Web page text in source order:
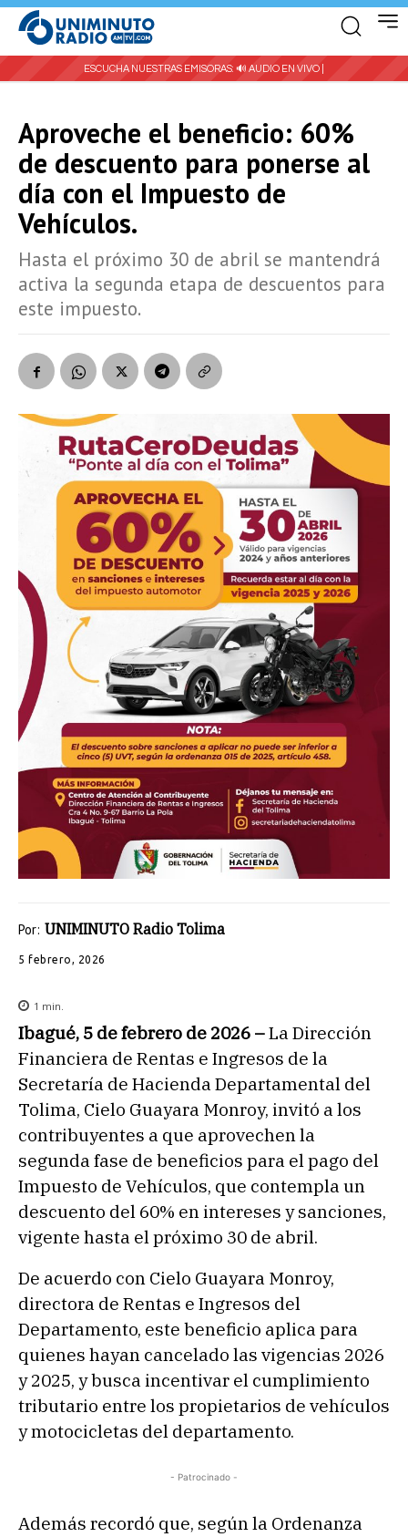
ESCUCHA NUESTRAS EMISORAS: 🔊 AUDIO EN VIVO |
Aproveche el beneficio: 60%
de descuento para ponerse al
día con el Impuesto de
Vehículos.
Hasta el próximo 30 de abril se mantendrá
activa la segunda etapa de descuentos para
este impuesto.
Por: UNIMINUTO Radio Tolima
5 febrero, 2026
1 min.
Ibagué, 5 de febrero de 2026 –La Dirección
Financiera de Rentas e Ingresos de la
Secretaría de Hacienda Departamental del
Tolima, Cielo Guayara Monroy, invitó a los
contribuyentes a que aprovechen la
segunda fase de beneficios para el pago del
Impuesto de Vehículos, que contempla un
descuento del 60% en intereses y sanciones,
vigente hasta el próximo 30 de abril.
De acuerdo con Cielo Guayara Monroy,
directora de Rentas e Ingresos del
Departamento, este beneficio aplica para
quienes hayan cancelado las vigencias 2026
y 2025, y busca incentivar el cumplimiento
tributario entre los propietarios de vehículos
y motocicletas del departamento.
- Patrocinado -
Además recordó que, según la Ordenanza